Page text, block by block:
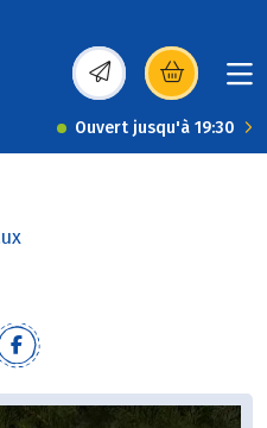
(s’ouvre dans une
Ouvert jusqu'à 19:30